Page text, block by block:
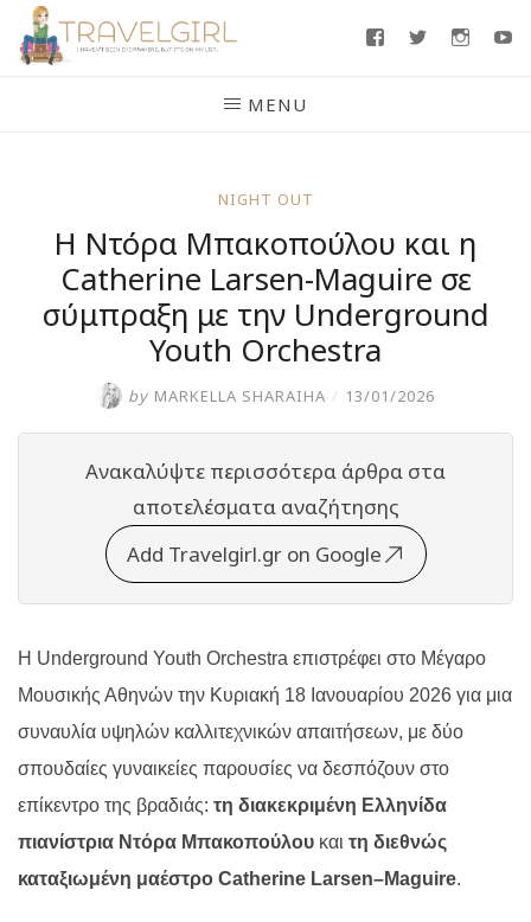
Skip
FacebookTwitter
MENU
NIGHT OUT
Η Ντόρα Μπακοπούλου και η
Catherine Larsen-Maguire σε
σύμπραξη με την Underground
Youth Orchestra
by MARKELLA SHARAIHA / 13/01/2026
Ανακαλύψτε περισσότερα άρθρα στα
αποτελέσματα αναζήτησης
Add Travelgirl.gr on Google
Η Underground Youth Orchestra επιστρέφει στο Μέγαρο
Μουσικής Αθηνών την Κυριακή 18 Ιανουαρίου 2026 για μια
συναυλία υψηλών καλλιτεχνικών απαιτήσεων, με δύο
σπουδαίες γυναικείες παρουσίες να δεσπόζουν στο
επίκεντρο της βραδιάς: τη διακεκριμένη Ελληνίδα
πιανίστρια Ντόρα Μπακοπούλου και τη διεθνώς
καταξιωμένη μαέστρο Catherine Larsen–Maguire.